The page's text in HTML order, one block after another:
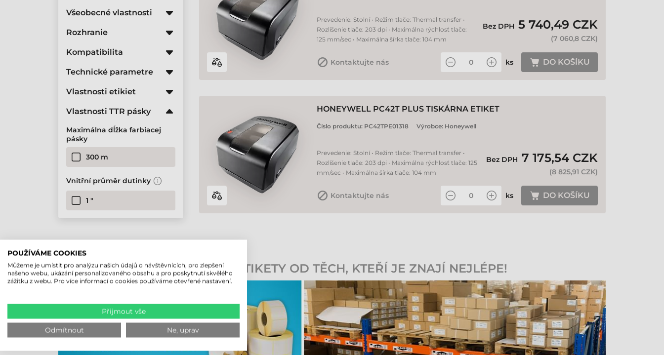
Prevedenie: Stolní • Režim tlače: Thermal transfer •
Rozlíšenie tlače: 203 dpi • Maximálna rýchlosť tlače:
125 mm/sec • Maximálna šírka tlače: 104 mm
Bez DPH 5 740,49 CZK
(7 060,8 CZK)
Kontaktujte nás ks DO KOŠÍKU
HONEYWELL PC42T PLUS TISKÁRNA ETIKET
Číslo produktu: PC42TPE01318 Výrobce: Honeywell
Prevedenie: Stolní • Režim tlače: Thermal transfer •
Rozlíšenie tlače: 203 dpi • Maximálna rýchlosť tlače: 125
mm/sec • Maximálna šírka tlače: 104 mm
Bez DPH 7 175,54 CZK
(8 825,91 CZK)
Kontaktujte nás ks DO KOŠÍKU
Všeobecné vlastnosti
Rozhranie
Kompatibilita
Technické parametre
Vlastnosti etikiet
Vlastnosti TTR pásky
Maximálna dĺžka farbiacej
pásky
300 m
Vnitřní průměr dutinky
1 "
NAKUPUJTE ETIKETY OD TĚCH, KTEŘÍ JE ZNAJÍ NEJLÉPE!
POUŽÍVÁME COOKIES
Můžeme je umístit pro analýzu našich údajů o návštěvnících, pro zlepšení
našeho webu, ukázání personalizovaného obsahu a pro poskytnutí skvělého
zážitku z webu. Pro více informací o cookies používáme otevřené nastavení.
Přijmout vše
Odmítnout Ne, uprav